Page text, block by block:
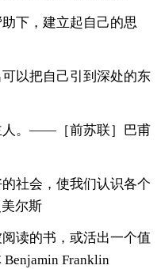
下，建立起自己的思
以把自己引到深处的东
人。——［前苏联］巴甫
社会，使我们认识各个
尔斯
读的书，或活出一个值
Franklin